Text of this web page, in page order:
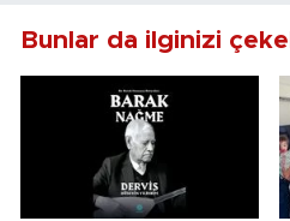
Bunlar da ilginizi